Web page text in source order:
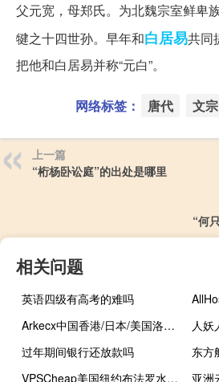
父元宽，母郑氏。为北魏宗室鲜卑
犍之十四世孙。早年和白居易共同
把他和白居易并称“元白”。
网络标签： 唐代 文宗
上一篇
“桁杨卧讼庭”的出处是哪里
“何
相关问题
英语四级有高考的难吗
Arkecx中国香港/日本/美国洛杉矶1Gbps带宽CN2 GIA VPS六折：27美元/月起，支持支付宝Paypal
过年期间银行还放款吗
VPSCheap美国纽约布法罗水牛城KVM VPS：无限流量/100Mbps/18.2美元/年